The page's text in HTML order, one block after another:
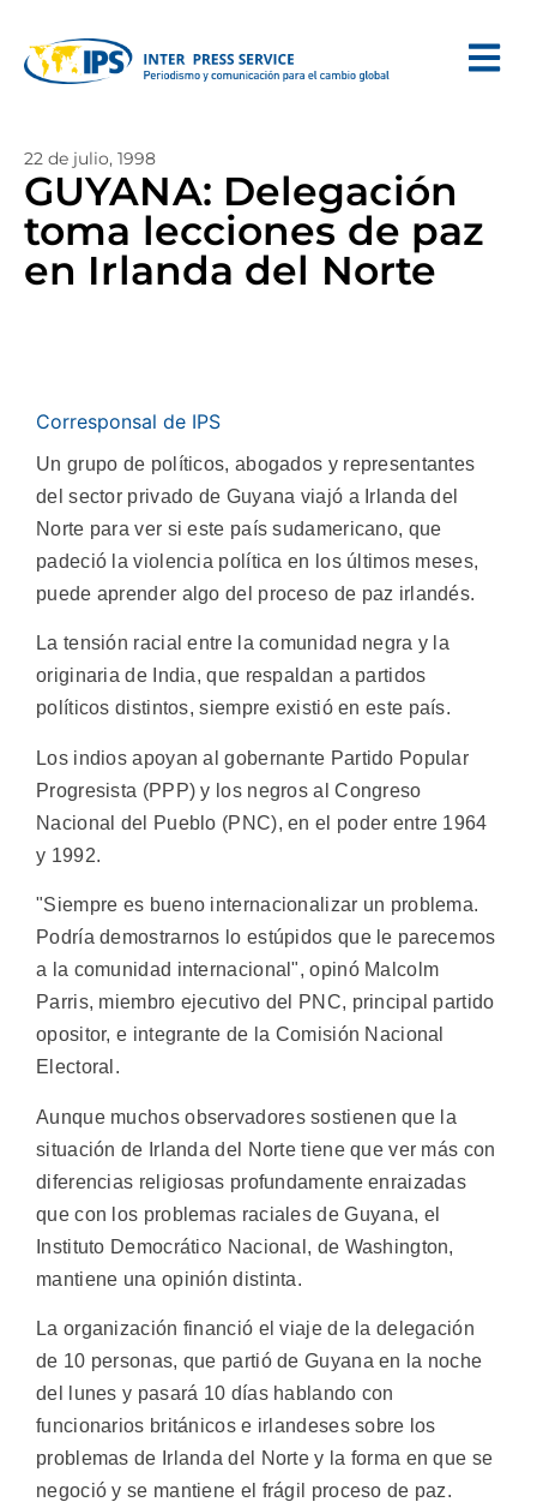
22 de julio, 1998
GUYANA: Delegación
toma lecciones de paz
en Irlanda del Norte
Corresponsal de IPS
Un grupo de políticos, abogados y representantes
del sector privado de Guyana viajó a Irlanda del
Norte para ver si este país sudamericano, que
padeció la violencia política en los últimos meses,
puede aprender algo del proceso de paz irlandés.
La tensión racial entre la comunidad negra y la
originaria de India, que respaldan a partidos
políticos distintos, siempre existió en este país.
Los indios apoyan al gobernante Partido Popular
Progresista (PPP) y los negros al Congreso
Nacional del Pueblo (PNC), en el poder entre 1964
y 1992.
"Siempre es bueno internacionalizar un problema.
Podría demostrarnos lo estúpidos que le parecemos
a la comunidad internacional", opinó Malcolm
Parris, miembro ejecutivo del PNC, principal partido
opositor, e integrante de la Comisión Nacional
Electoral.
Aunque muchos observadores sostienen que la
situación de Irlanda del Norte tiene que ver más con
diferencias religiosas profundamente enraizadas
que con los problemas raciales de Guyana, el
Instituto Democrático Nacional, de Washington,
mantiene una opinión distinta.
La organización financió el viaje de la delegación
de 10 personas, que partió de Guyana en la noche
del lunes y pasará 10 días hablando con
funcionarios británicos e irlandeses sobre los
problemas de Irlanda del Norte y la forma en que se
negoció y se mantiene el frágil proceso de paz.